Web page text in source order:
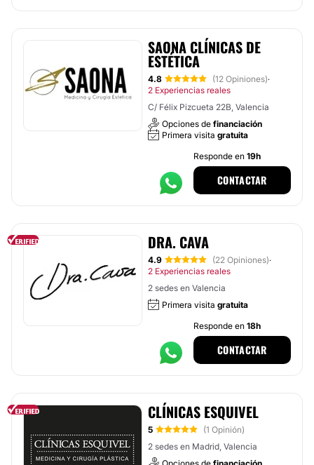
SAONA CLÍNICAS DE
ESTÉTICA
4.8 (12 Opiniones)·
2 Experiencias reales
C/ Félix Pizcueta 22B, Valencia
Opciones de financiación
Primera visita gratuita
Responde en 19h
CONTACTAR
DRA. CAVA
4.9 (22 Opiniones)·
2 Experiencias reales
2 sedes en Valencia
Primera visita gratuita
Responde en 18h
CONTACTAR
CLÍNICAS ESQUIVEL
5
(1 Opinión)
2 sedes en Madrid, Valencia